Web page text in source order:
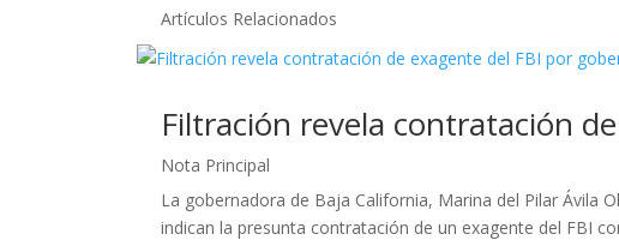
Artículos Relacionados
Filtración revela contratación
Nota Principal
La gobernadora de Baja California, Marina del Pilar Ávila
indican la presunta contratación de un exagente del FBI